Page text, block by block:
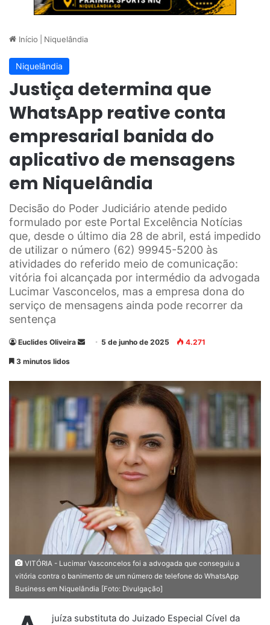
Início Niquelândia
Niquelândia
Justiça determina que
WhatsApp reative conta
empresarial banida do
aplicativo de mensagens
em Niquelândia
Decisão do Poder Judiciário atende pedido
formulado por este Portal Excelência Notícias
que, desde o último dia 28 de abril, está impedido
de utilizar o número (62) 99945-5200 às
atividades do referido meio de comunicação:
vitória foi alcançada por intermédio da advogada
Lucimar Vasconcelos, mas a empresa dona do
serviço de mensagens ainda pode recorrer da
sentença
Euclides Oliveira
e
u
e
-
l
5 de junho de 2025 4.271
3 minutos lidos
VITÓRIA - Lucimar Vasconcelos foi a advogada que conseguiu a
vitória contra o banimento de um número de telefone do WhatsApp
Business em Niquelândia [Foto: Divulgação]
juíza substituta do Juizado Especial Cível da